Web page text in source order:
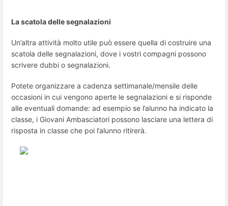
La scatola delle segnalazioni
Un’altra attività molto utile può essere quella di costruire una
scatola delle segnalazioni, dove i vostri compagni possono
scrivere dubbi o segnalazioni.
Potete organizzare a cadenza settimanale/mensile delle
occasioni in cui vengono aperte le segnalazioni e si risponde
alle eventuali domande: ad esempio se l’alunno ha indicato la
classe, i Giovani Ambasciatori possono lasciare una lettera di
risposta in classe che poi l’alunno ritirerà.